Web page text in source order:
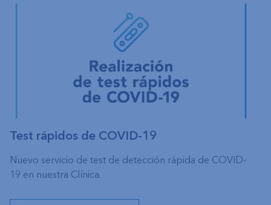
Test rápidos de COVID-19
Nuevo servicio de test de detección rápida de COVID-
19 en nuestra Clínica.